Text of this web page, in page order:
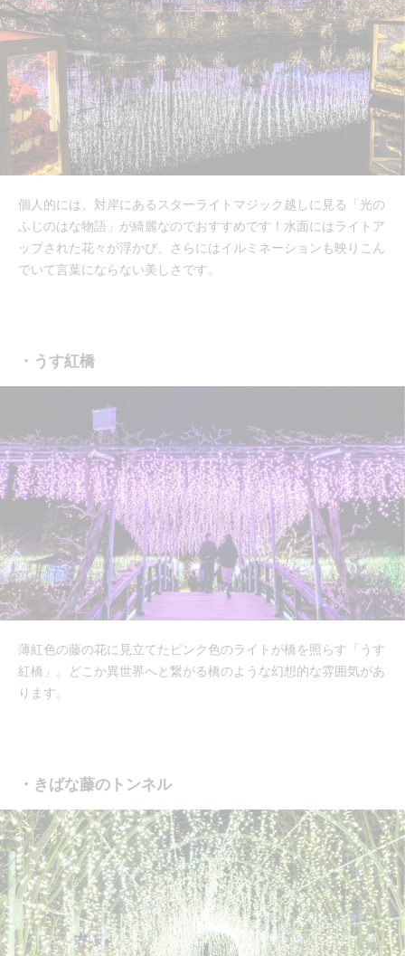
個人的には、対岸にあるスターライトマジック越しに見る「光の
ふじのはな物語」が綺麗なのでおすすめです！水面にはライトア
ップされた花々が浮かび、さらにはイルミネーションも映りこん
でいて言葉にならない美しさです。
・うす紅橋
薄紅色の藤の花に見立てたピンク色のライトが橋を照らす「うす
紅橋」。どこか異世界へと繋がる橋のような幻想的な雰囲気があ
ります。
・きばな藤のトンネル